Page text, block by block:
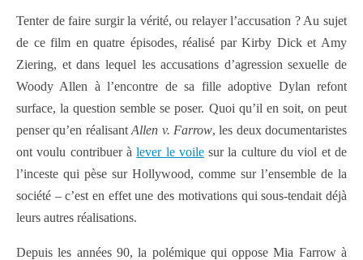
Tenter de faire surgir la vérité, ou relayer l’accusation ? Au sujet
de ce film en quatre épisodes, réalisé par Kirby Dick et Amy
Ziering, et dans lequel les accusations d’agression sexuelle de
Woody Allen à l’encontre de sa fille adoptive Dylan refont
surface, la question semble se poser. Quoi qu’il en soit, on peut
penser qu’en réalisantAllen v. Farrow, les deux documentaristes
ont voulu contribuer àlever le voilesur la culture du viol et de
l’inceste qui pèse sur Hollywood, comme sur l’ensemble de la
société – c’est en effet une des motivations qui sous-tendait déjà
leurs autres réalisations.
Depuis les années 90, la polémique qui oppose Mia Farrow à